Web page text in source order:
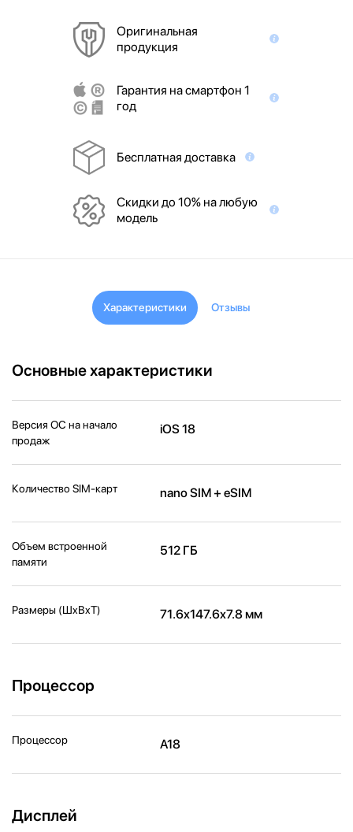
Оригинальная
продукция
Гарантия на смартфон 1
год
Бесплатная доставка
Скидки до 10% на любую
модель
Характеристики Отзывы
Основные характеристики
Версия ОС на начало
продаж
iOS 18
Количество SIM-карт nano SIM + eSIM
Объем встроенной
памяти
512 ГБ
Размеры (ШxВxТ) 71.6x147.6x7.8 мм
Процессор
Процессор A18
Дисплей